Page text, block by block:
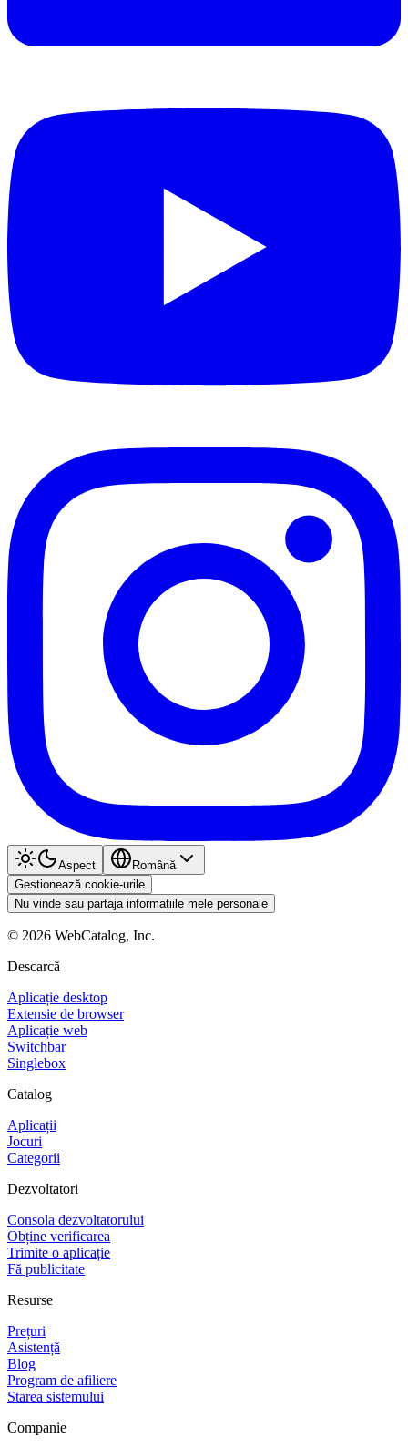
Aspect
Română
Gestionează cookie-urile
Nu vinde sau partaja informațiile mele personale
© 2026 WebCatalog, Inc.
Descarcă
Aplicație desktop
Extensie de browser
Aplicație web
Switchbar
Singlebox
Catalog
Aplicații
Jocuri
Categorii
Dezvoltatori
Consola dezvoltatorului
Obține verificarea
Trimite o aplicație
Fă publicitate
Resurse
Prețuri
Asistență
Blog
Program de afiliere
Starea sistemului
Companie